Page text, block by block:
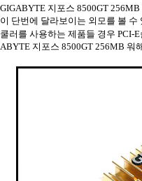
GIGABYTE 지포스 8500GT
이 단번에 달라보이는 외모를 볼
쿨러를 사용하는 제품들 경우 PCI-
ABYTE 지포스 8500GT 256MB 워